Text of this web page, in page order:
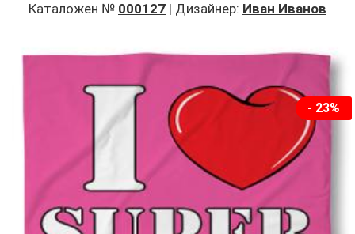
Каталожен № 000127 | Дизайнер: Иван Иванов
- 23%